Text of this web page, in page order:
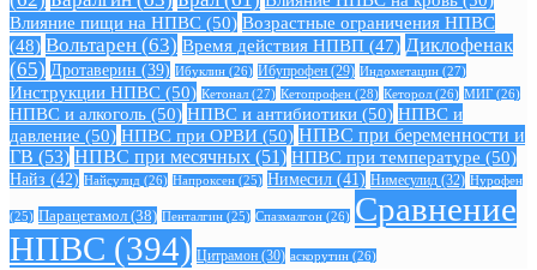
Влияние пищи на НПВС (50) Возрастные ограничения НПВС
(48) Вольтарен (63) Время действия НПВП (47) Диклофенак
(65) Дротаверин (39) Ибуклин (26) Ибупрофен (29) Индометацин (27)
Инструкции НПВС (50) Кетонал (27) Кетопрофен (28) Кеторол (26) МИГ (26)
НПВС и алкоголь (50) НПВС и антибиотики (50) НПВС и
давление (50) НПВС при ОРВИ (50) НПВС при беременности и
ГВ (53) НПВС при месячных (51) НПВС при температуре (50)
Найз (42) Найсулид (26) Напроксен (25) Нимесил (41) Нимесулид (32) Нурофен
(25) Парацетамол (38) Пенталгин (25) Спазмалгон (26) Сравнение
НПВС (394) Цитрамон (30) аскорутин (26)